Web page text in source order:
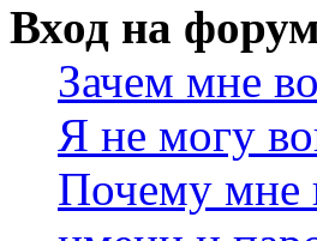
Вход на
Зачем мне
Я не могу
Почему мне